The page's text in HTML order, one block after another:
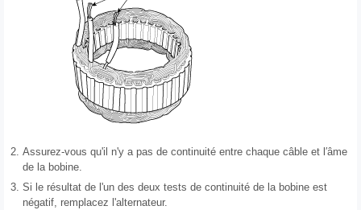
2. Assurez-vous qu'il n'y a pas de continuité entre chaque câble et l′âme
de la bobine.
3. Si le résultat de l'un des deux tests de continuité de la bobine est
négatif, remplacez l'alternateur.